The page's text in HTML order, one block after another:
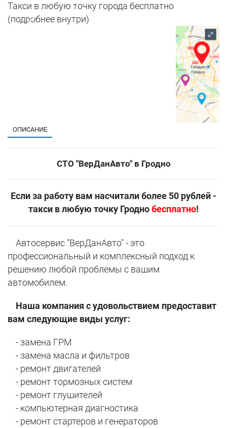
Такси в любую точку города бесплатно
(подробнее внутри)
ОПИСАНИЕ
СТО "ВерДанАвто" в Гродно
Если за работу вам насчитали более 50 рублей -
такси в любую точку Гроднобесплатно!
Автосервис "ВерДанАвто" - это
профессиональный и комплексный подход к
решению любой проблемы с вашим
автомобилем.
Наша компания с удовольствием предоставит
вам следующие виды услуг:
- замена ГРМ
- замена масла и фильтров
- ремонт двигателей
- ремонт тормозных систем
- ремонт глушителей
- компьютерная диагностика
- ремонт стартеров и генераторов